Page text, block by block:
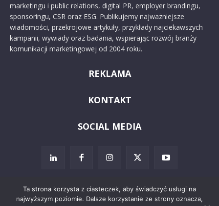
marketingu i public relations, digital PR, employer brandingu,
sponsoringu, CSR oraz ESG. Publikujemy najważniejsze
wiadomości, przekrojowe artykuły, przykłady najciekawszych
kampanii, wywiady oraz badania, wspierając rozwój branży
komunikacji marketingowej od 2004 roku.
REKLAMA
KONTAKT
SOCIAL MEDIA
Ta strona korzysta z ciasteczek, aby świadczyć usługi na
najwyższym poziomie. Dalsze korzystanie ze strony oznacza,